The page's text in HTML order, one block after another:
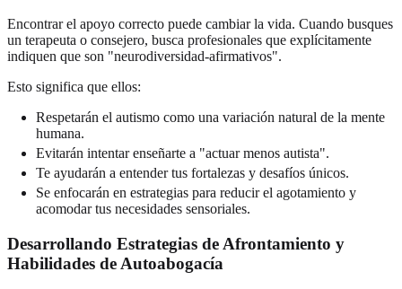
Encontrar el apoyo correcto puede cambiar la vida. Cuando busques
un terapeuta o consejero, busca profesionales que explícitamente
indiquen que son "neurodiversidad-afirmativos".
Esto significa que ellos:
Respetarán el autismo como una variación natural de la mente
humana.
Evitarán intentar enseñarte a "actuar menos autista".
Te ayudarán a entender tus fortalezas y desafíos únicos.
Se enfocarán en estrategias para reducir el agotamiento y
acomodar tus necesidades sensoriales.
Desarrollando Estrategias de Afrontamiento y
Habilidades de Autoabogacía